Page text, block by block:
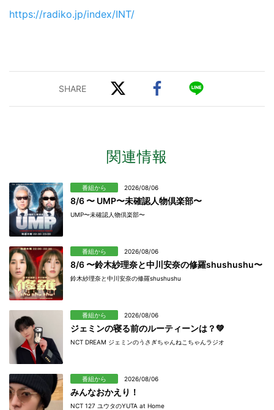
https://radiko.jp/index/INT/
関連情報
番組から 2026/08/06
8/6 〜 UMP〜未確認人物倶楽部〜
UMP〜未確認人物倶楽部〜
番組から 2026/08/06
8/6 〜鈴木紗理奈と中川安奈の修羅shushushu〜
鈴木紗理奈と中川安奈の修羅shushushu
番組から 2026/08/06
ジェミンの寝る前のルーティーンは？💚
NCT DREAM ジェミンのうさぎちゃんねこちゃんラジオ
番組から 2026/08/06
みんなおかえり！
NCT 127 ユウタのYUTA at Home